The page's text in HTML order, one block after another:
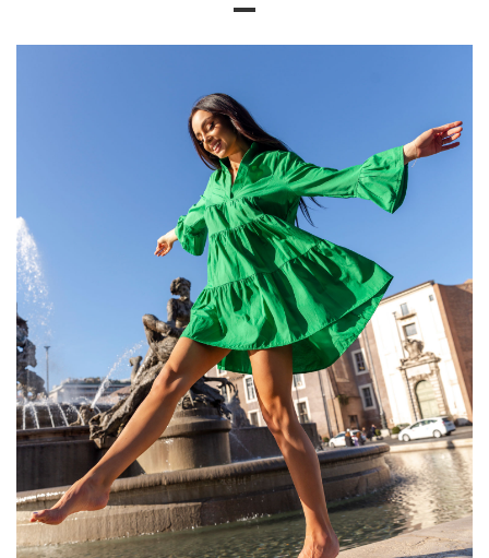
Maße flach gemessen (+/- 1cm)
L/XL
84 88
70
58 58
[E] Ärmellänge 56 56